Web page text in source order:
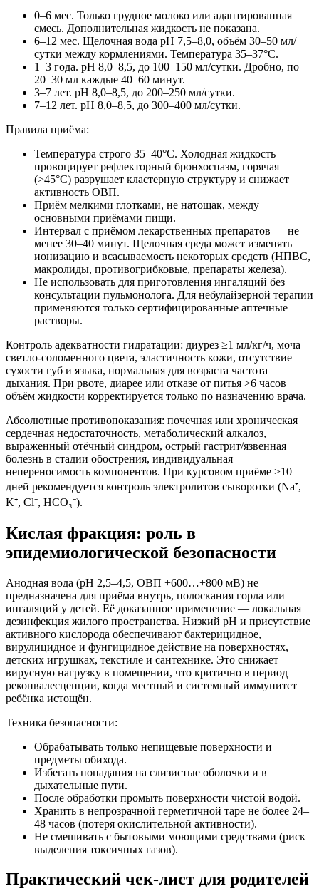
0–6 мес. Только грудное молоко или адаптированная
смесь. Дополнительная жидкость не показана.
6–12 мес. Щелочная вода pH 7,5–8,0, объём 30–50 мл/
сутки между кормлениями. Температура 35–37°C.
1–3 года. pH 8,0–8,5, до 100–150 мл/сутки. Дробно, по
20–30 мл каждые 40–60 минут.
3–7 лет. pH 8,0–8,5, до 200–250 мл/сутки.
7–12 лет. pH 8,0–8,5, до 300–400 мл/сутки.
Правила приёма:
Температура строго 35–40°C. Холодная жидкость
провоцирует рефлекторный бронхоспазм, горячая
(>45°C) разрушает кластерную структуру и снижает
активность ОВП.
Приём мелкими глотками, не натощак, между
основными приёмами пищи.
Интервал с приёмом лекарственных препаратов — не
менее 30–40 минут. Щелочная среда может изменять
ионизацию и всасываемость некоторых средств (НПВС,
макролиды, противогрибковые, препараты железа).
Не использовать для приготовления ингаляций без
консультации пульмонолога. Для небулайзерной терапии
применяются только сертифицированные аптечные
растворы.
Контроль адекватности гидратации: диурез ≥1 мл/кг/ч, моча
светло-соломенного цвета, эластичность кожи, отсутствие
сухости губ и языка, нормальная для возраста частота
дыхания. При рвоте, диарее или отказе от питья >6 часов
объём жидкости корректируется только по назначению врача.
Абсолютные противопоказания: почечная или хроническая
сердечная недостаточность, метаболический алкалоз,
выраженный отёчный синдром, острый гастрит/язвенная
болезнь в стадии обострения, индивидуальная
непереносимость компонентов. При курсовом приёме >10
дней рекомендуется контроль электролитов сыворотки (Na⁺,
K⁺, Cl⁻, HCO₃⁻).
Кислая фракция: роль в
эпидемиологической безопасности
Анодная вода (pH 2,5–4,5, ОВП +600…+800 мВ) не
предназначена для приёма внутрь, полоскания горла или
ингаляций у детей. Её доказанное применение — локальная
дезинфекция жилого пространства. Низкий pH и присутствие
активного кислорода обеспечивают бактерицидное,
вирулицидное и фунгицидное действие на поверхностях,
детских игрушках, текстиле и сантехнике. Это снижает
вирусную нагрузку в помещении, что критично в период
реконвалесценции, когда местный и системный иммунитет
ребёнка истощён.
Техника безопасности:
Обрабатывать только непищевые поверхности и
предметы обихода.
Избегать попадания на слизистые оболочки и в
дыхательные пути.
После обработки промыть поверхности чистой водой.
Хранить в непрозрачной герметичной таре не более 24–
48 часов (потеря окислительной активности).
Не смешивать с бытовыми моющими средствами (риск
выделения токсичных газов).
Практический чек-лист для родителей